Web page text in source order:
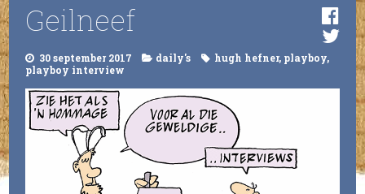
Geilneef
30 september 2017 daily's hugh hefner, playboy,
playboy interview